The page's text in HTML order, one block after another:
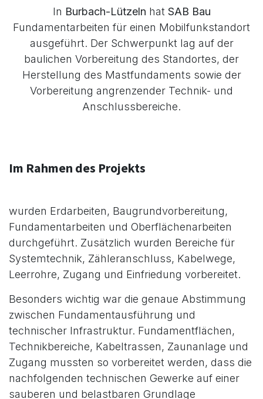
In Burbach-Lützeln hat SAB Bau
Fundamentarbeiten für einen Mobilfunkstandort
ausgeführt. Der Schwerpunkt lag auf der
baulichen Vorbereitung des Standortes, der
Herstellung des Mastfundaments sowie der
Vorbereitung angrenzender Technik- und
Anschlussbereiche.
Im Rahmen des Projekts
wurden Erdarbeiten, Baugrundvorbereitung,
Fundamentarbeiten und Oberflächenarbeiten
durchgeführt. Zusätzlich wurden Bereiche für
Systemtechnik, Zähleranschluss, Kabelwege,
Leerrohre, Zugang und Einfriedung vorbereitet.
Besonders wichtig war die genaue Abstimmung
zwischen Fundamentausführung und
technischer Infrastruktur. Fundamentflächen,
Technikbereiche, Kabeltrassen, Zaunanlage und
Zugang mussten so vorbereitet werden, dass die
nachfolgenden technischen Gewerke auf einer
sauberen und belastbaren Grundlage